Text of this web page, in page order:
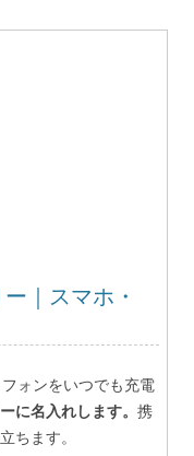
｜スマホ・
ォンをいつでも充電
に名入れします。 携
ちます。